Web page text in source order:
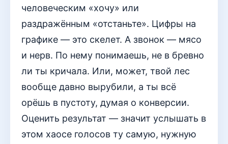
человеческим «хочу» или
раздражённым «отстаньте». Цифры на
графике — это скелет. А звонок — мясо
и нерв. По нему понимаешь, не в бревно
ли ты кричала. Или, может, твой лес
вообще давно вырубили, а ты всё
орёшь в пустоту, думая о конверсии.
Оценить результат — значит услышать в
этом хаосе голосов ту самую, нужную